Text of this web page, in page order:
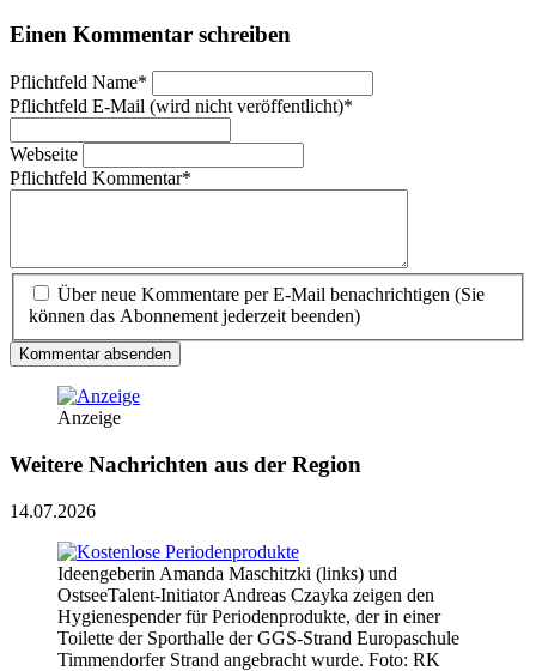
Einen Kommentar schreiben
Pflichtfeld Name*
Pflichtfeld E-Mail (wird nicht veröffentlicht)*
Webseite
Pflichtfeld Kommentar*
Über neue Kommentare per E-Mail benachrichtigen (Sie
können das Abonnement jederzeit beenden)
Kommentar absenden
Anzeige
Weitere Nachrichten aus der Region
14.07.2026
Ideengeberin Amanda Maschitzki (links) und
OstseeTalent-Initiator Andreas Czayka zeigen den
Hygienespender für Periodenprodukte, der in einer
Toilette der Sporthalle der GGS-Strand Europaschule
Timmendorfer Strand angebracht wurde. Foto: RK